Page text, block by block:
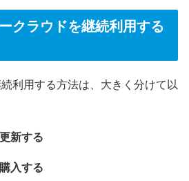
クラウドを継続利用する
利用する方法は、大きく分けて以
新する
入する